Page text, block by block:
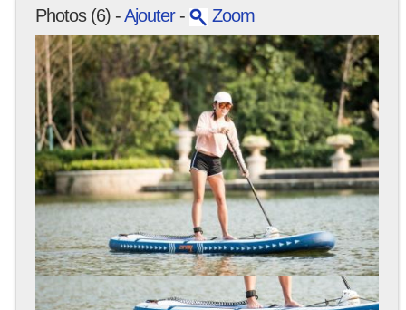
Photos (6) -Ajouter- Zoom